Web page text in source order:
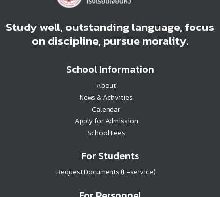
Study well, outstanding language, focus
on discipline, pursue morality.
School Information
About
News & Activities
Calendar
Apply for Admission
School Fees
For Students
Request Documents (E-service)